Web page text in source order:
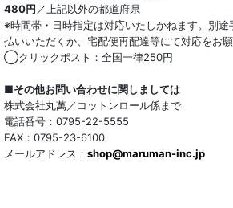
480円 ／上記以外の都道府県
※時間帯・日時指定は対応いたしかねます。別
払いいただくか、宅配便再配達等にて対応をお願
◯クリックポスト：全国一律250円
■その他お問い合わせに関しましては
株式会社丸萬／コットンロール係まで
電話番号：0795-22-5555
FAX：0795-23-6100
メールアドレス： shop@maruman-inc.jp